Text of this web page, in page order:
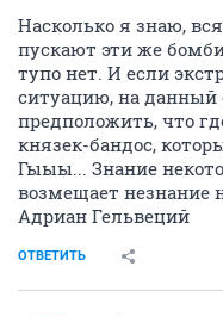
Насколько я знаю,
пускают эти же
тупо нет. И если
ситуацию, на данный
предположить, что
князек-бандос,
Гыыы... Знание
возмещает незнание
Адриан Гельвеций
ОТВЕТИТЬ